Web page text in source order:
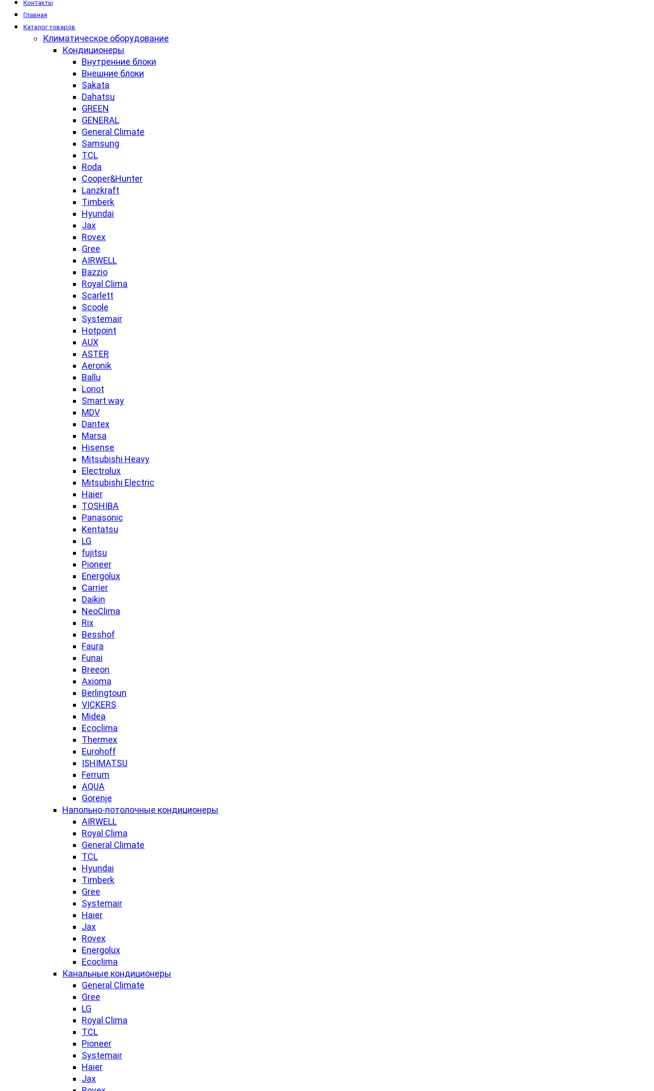
Контакты
Главная
Каталог товаров
Климатическое оборудование
Кондиционеры
Внутренние блоки
Внешние блоки
Sakata
Dahatsu
GREEN
GENERAL
General Climate
Samsung
TCL
Roda
Cooper&Hunter
Lanzkraft
Timberk
Hyundai
Jax
Rovex
Gree
AIRWELL
Bazzio
Royal Clima
Scarlett
Scoole
Systemair
Hotpoint
AUX
ASTER
Aeronik
Ballu
Loriot
Smart way
MDV
Dantex
Marsa
Hisense
Mitsubishi Heavy
Electrolux
Mitsubishi Electric
Haier
TOSHIBA
Panasonic
Kentatsu
LG
fujitsu
Pioneer
Energolux
Carrier
Daikin
NeoClima
Rix
Besshof
Faura
Funai
Breeon
Axioma
Berlingtoun
VICKERS
Midea
Ecoclima
Thermex
Eurohoff
ISHIMATSU
Ferrum
AQUA
Gorenje
Напольно-потолочные кондиционеры
AIRWELL
Royal Clima
General Climate
TCL
Hyundai
Timberk
Gree
Systemair
Haier
Jax
Rovex
Energolux
Ecoclima
Канальные кондиционеры
General Climate
Gree
LG
Royal Clima
TCL
Pioneer
Systemair
Haier
Jax